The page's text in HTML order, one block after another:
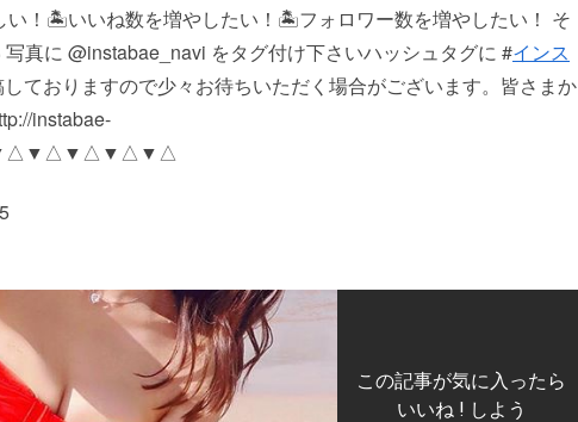
！ 🏝いいね数を増やしたい！ 🏝フォロワー数を増やしたい！ そ
真に @instabae_navi をタグ付け下さい️ ハッシュタグに #インス
ておりますので少々お待ちいただく場合がございます。 皆さまか
instabae-
この記事が気に入ったら
いいね ! しよう